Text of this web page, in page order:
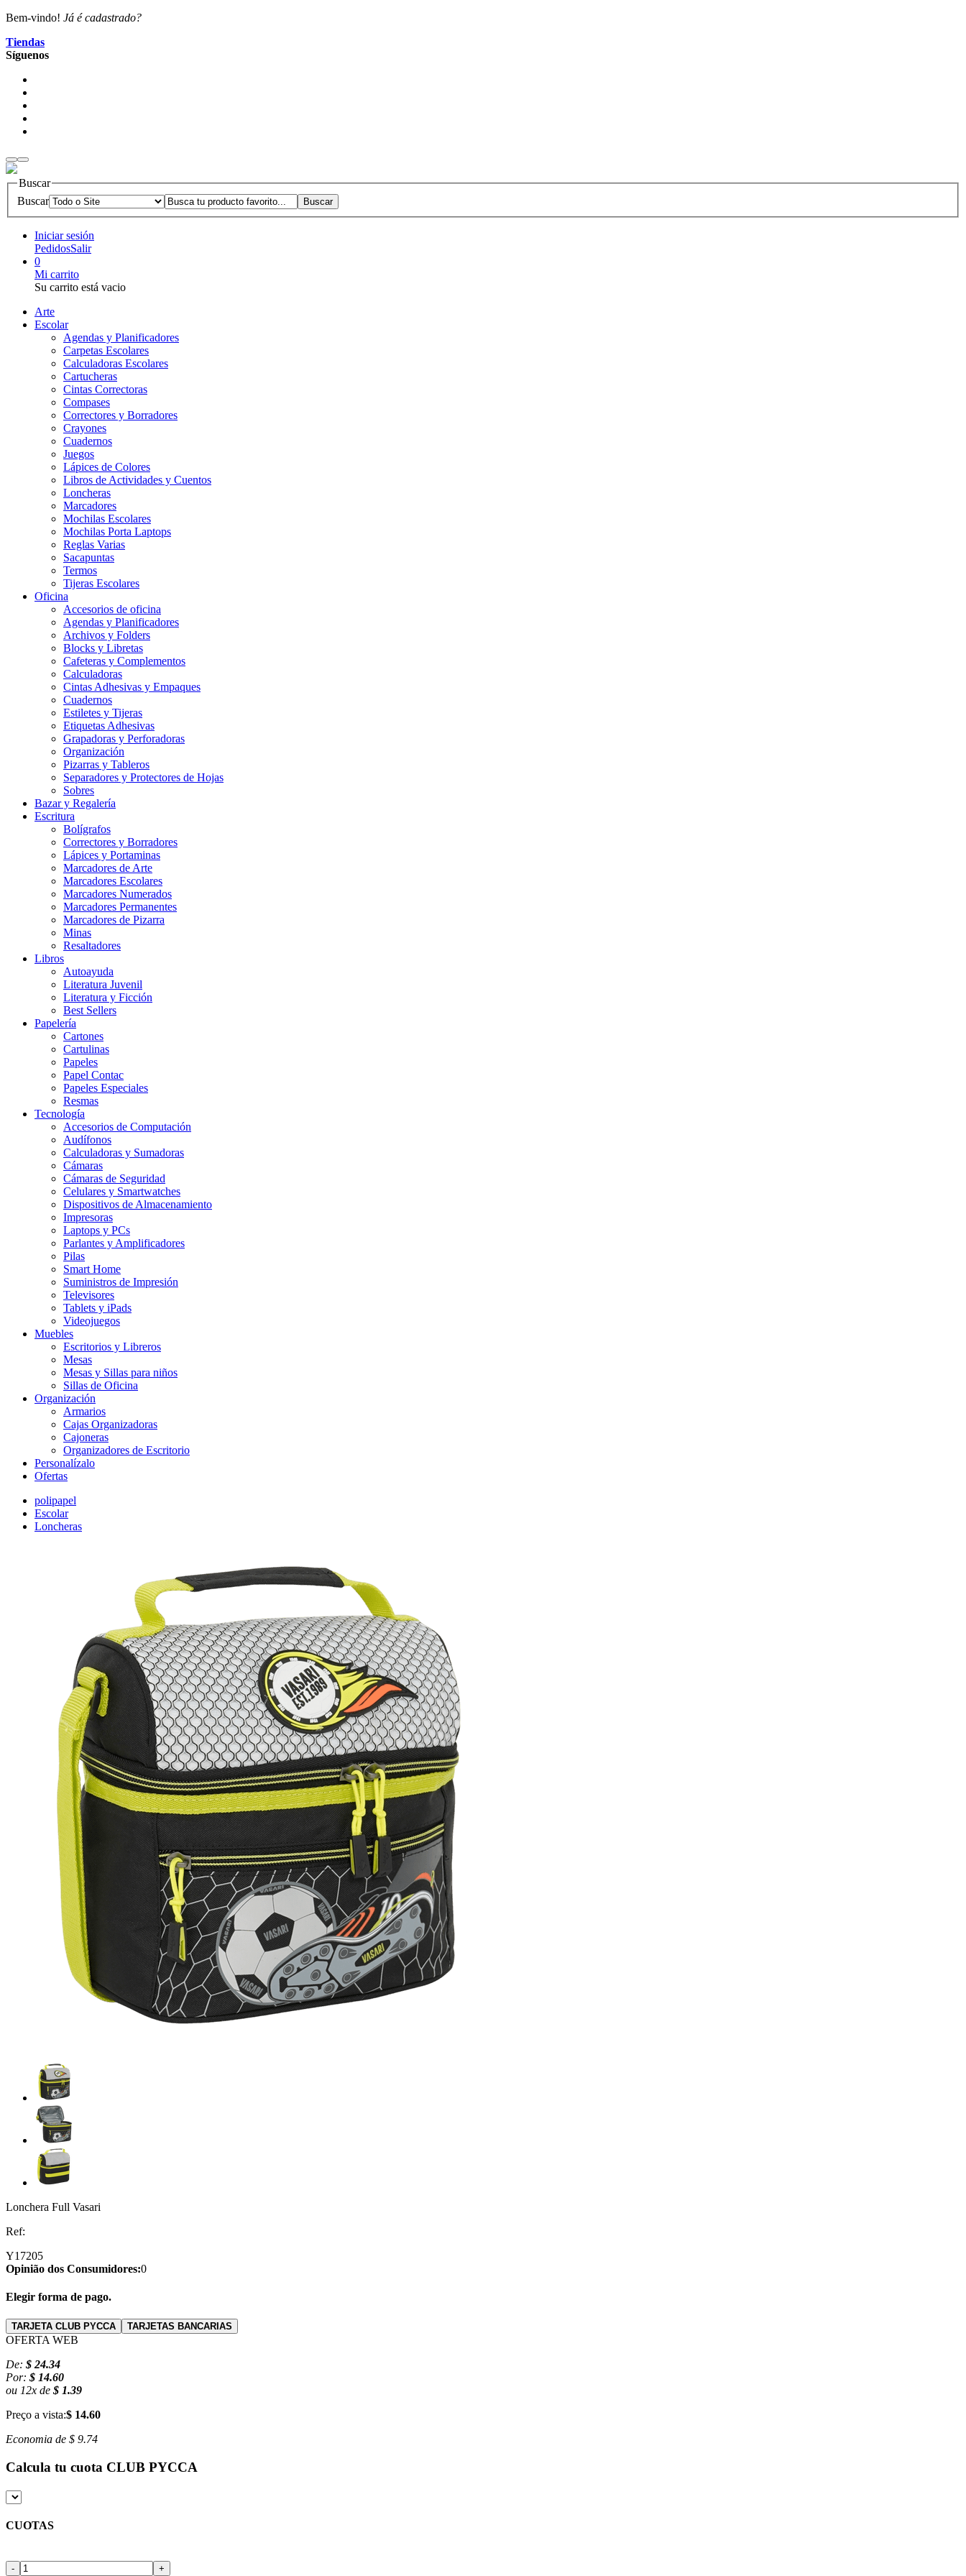
Bem-vindo! Já é cadastrado?
Tiendas
Síguenos
Buscar
Buscar
Iniciar sesión
PedidosSalir
0
Mi carrito
Su carrito está vacio
Arte
Escolar
Agendas y Planificadores
Carpetas Escolares
Calculadoras Escolares
Cartucheras
Cintas Correctoras
Compases
Correctores y Borradores
Crayones
Cuadernos
Juegos
Lápices de Colores
Libros de Actividades y Cuentos
Loncheras
Marcadores
Mochilas Escolares
Mochilas Porta Laptops
Reglas Varias
Sacapuntas
Termos
Tijeras Escolares
Oficina
Accesorios de oficina
Agendas y Planificadores
Archivos y Folders
Blocks y Libretas
Cafeteras y Complementos
Calculadoras
Cintas Adhesivas y Empaques
Cuadernos
Estiletes y Tijeras
Etiquetas Adhesivas
Grapadoras y Perforadoras
Organización
Pizarras y Tableros
Separadores y Protectores de Hojas
Sobres
Bazar y Regalería
Escritura
Bolígrafos
Correctores y Borradores
Lápices y Portaminas
Marcadores de Arte
Marcadores Escolares
Marcadores Numerados
Marcadores Permanentes
Marcadores de Pizarra
Minas
Resaltadores
Libros
Autoayuda
Literatura Juvenil
Literatura y Ficción
Best Sellers
Papelería
Cartones
Cartulinas
Papeles
Papel Contac
Papeles Especiales
Resmas
Tecnología
Accesorios de Computación
Audífonos
Calculadoras y Sumadoras
Cámaras
Cámaras de Seguridad
Celulares y Smartwatches
Dispositivos de Almacenamiento
Impresoras
Laptops y PCs
Parlantes y Amplificadores
Pilas
Smart Home
Suministros de Impresión
Televisores
Tablets y iPads
Videojuegos
Muebles
Escritorios y Libreros
Mesas
Mesas y Sillas para niños
Sillas de Oficina
Organización
Armarios
Cajas Organizadoras
Cajoneras
Organizadores de Escritorio
Personalízalo
Ofertas
polipapel
Escolar
Loncheras
Lonchera Full Vasari
Ref:
Y17205
Opinião dos Consumidores:0
Elegir forma de pago.
TARJETA CLUB PYCCA TARJETAS BANCARIAS
OFERTA WEB
De: $ 24.34
Por: $ 14.60
ou 12x de $ 1.39
Preço a vista:$ 14.60
Economia de $ 9.74
Calcula tu cuota CLUB PYCCA
CUOTAS
- +